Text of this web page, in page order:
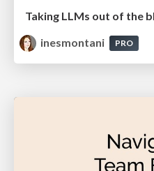
inesmontani
PRO